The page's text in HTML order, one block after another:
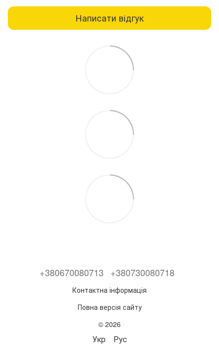
Написати відгук
+380670080713 +380730080718
Контактна інформація
Повна версія сайту
© 2026
Укр Рус